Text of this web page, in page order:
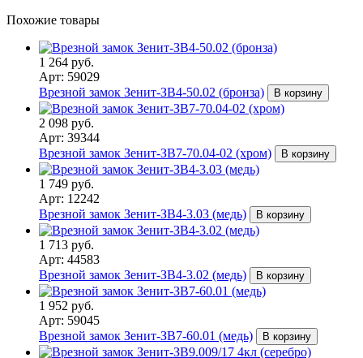
Похожие товары
1 264 руб.
Арт: 59029
Врезной замок Зенит-ЗВ4-50.02 (бронза)
В корзину
2 098 руб.
Арт: 39344
Врезной замок Зенит-ЗВ7-70.04-02 (хром)
В корзину
1 749 руб.
Арт: 12242
Врезной замок Зенит-ЗВ4-3.03 (медь)
В корзину
1 713 руб.
Арт: 44583
Врезной замок Зенит-ЗВ4-3.02 (медь)
В корзину
1 952 руб.
Арт: 59045
Врезной замок Зенит-ЗВ7-60.01 (медь)
В корзину